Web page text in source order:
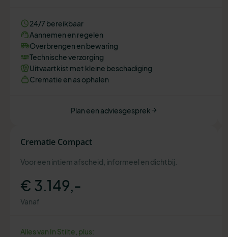
24/7 bereikbaar
Aannemen en regelen
Overbrengen en bewaring
Technische verzorging
Uitvaartkist met kleine beschadiging
Crematie en as ophalen
Plan een adviesgesprek
Crematie Compact
Voor een intiem afscheid, informeel en dichtbij.
€ 3.149,-
Vanaf
Alles van In Stilte, plus: